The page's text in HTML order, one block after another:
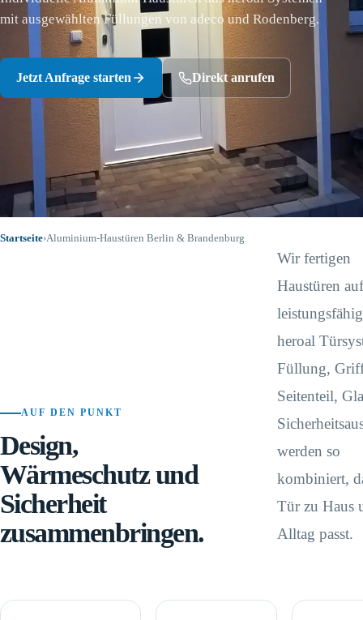
mit ausgewählten Füllungen von adeco und Rodenberg.
Jetzt Anfrage starten Direkt anrufen
Startseite›Aluminium-Haustüren Berlin & Brandenburg
AUF DEN PUNKT
Design,
Wärmeschutz und
Sicherheit
zusammenbringen.
Wir fertigen
Haustüren
heroal
Füllung,
Seitenteil,
werden so
kombiniert,
Tür zu Haus
Alltag passt.